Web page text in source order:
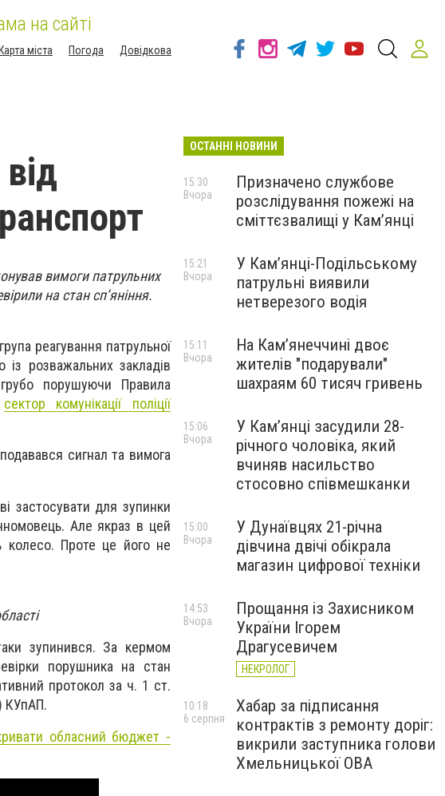
на сайті
Карта міста Погода
Довідкова
вимоги патрульних
на стан сп’яніння.
реагування патрульної
із розважальних закладів
порушуючи Правила
сектор комунікації поліції
сигнал та вимога
застосувати для зупинки
Але якраз в цей
колесо. Проте це його не
зупинився. За кермом
порушника на стан
протокол за ч. 1 ст.
КУпАП.
обласний бюджет -
ОСТАННІ НОВИНИ
Призначено службове
розслідування пожежі на
сміттєзвалищі у Кам’янці
15:30
Вчора
У Кам’янці-Подільському
патрульні виявили
нетверезого водія
15:21
Вчора
На Камʼянеччині двоє
жителів "подарували"
шахраям 60 тисяч гривень
15:11
Вчора
У Камʼянці засудили 28-
річного чоловіка, який
вчиняв насильство
стосовно співмешканки
15:06
Вчора
У Дунаївцях 21-річна
дівчина двічі обікрала
магазин цифрової техніки
15:00
Вчора
Прощання із Захисником
України Ігорем
Драгусевичем
НЕКРОЛОГ
14:53
Вчора
Хабар за підписання
контрактів з ремонту доріг:
викрили заступника голови
Хмельницької ОВА
10:18
6 серпня